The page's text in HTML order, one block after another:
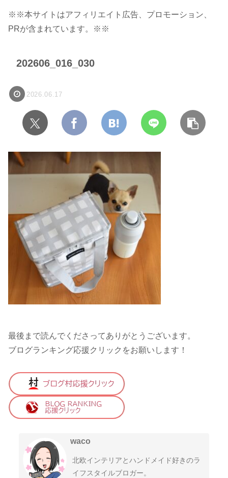
※※本サイトはアフィリエイト広告、プロモーション、
PRが含まれています。※※
202606_016_030
2026.06.17
最後まで読んでくださってありがとうございます。
ブログランキング応援クリックをお願いします！
waco
北欧インテリアとハンドメイド好きのラ
イフスタイルブロガー。